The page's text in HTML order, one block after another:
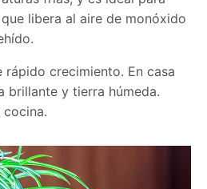
libera al aire de monóxido
rápido crecimiento. En casa
brillante y tierra húmeda.